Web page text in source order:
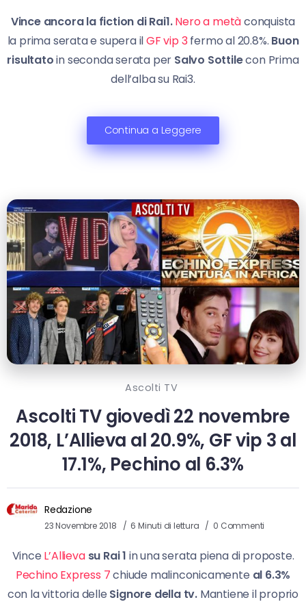
Vince ancora la fiction di Rai1.Nero a metàconquista
la prima serata e supera ilGF vip 3fermo al 20.8%. Buon
risultatoin seconda serata per Salvo Sottilecon Prima
dell’alba su Rai3.
Continua a Leggere
Ascolti TV
Ascolti TV giovedì 22 novembre
2018, L’Allieva al 20.9%, GF vip 3 al
17.1%, Pechino al 6.3%
Redazione
23 Novembre 2018 6 Minuti di lettura 0 Commenti
Vince L’Allieva su Rai 1 in una serata piena di proposte.
Pechino Express 7chiude malinconicamente al 6.3%
con la vittoria delle Signore della tv. Mantiene il proprio